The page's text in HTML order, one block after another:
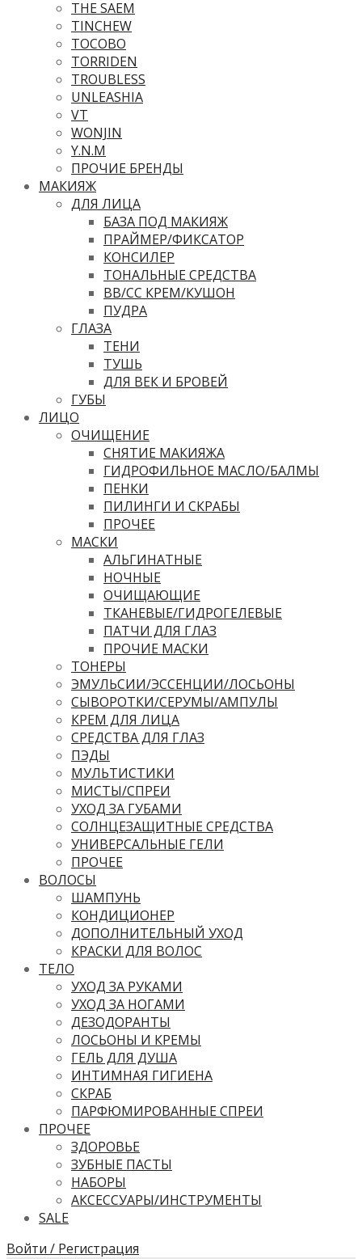
THE SAEM
TINCHEW
TOCOBO
TORRIDEN
TROUBLESS
UNLEASHIA
VT
WONJIN
Y.N.M
ПРОЧИЕ БРЕНДЫ
МАКИЯЖ
ДЛЯ ЛИЦА
БАЗА ПОД МАКИЯЖ
ПРАЙМЕР/ФИКСАТОР
КОНСИЛЕР
ТОНАЛЬНЫЕ СРЕДСТВА
ВВ/CC КРЕМ/КУШОН
ПУДРА
ГЛАЗА
ТЕНИ
ТУШЬ
ДЛЯ ВЕК И БРОВЕЙ
ГУБЫ
ЛИЦО
ОЧИЩЕНИЕ
СНЯТИЕ МАКИЯЖА
ГИДРОФИЛЬНОЕ МАСЛО/БАЛМЫ
ПЕНКИ
ПИЛИНГИ И СКРАБЫ
ПРОЧЕЕ
МАСКИ
АЛЬГИНАТНЫЕ
НОЧНЫЕ
ОЧИЩАЮЩИЕ
ТКАНЕВЫЕ/ГИДРОГЕЛЕВЫЕ
ПАТЧИ ДЛЯ ГЛАЗ
ПРОЧИЕ МАСКИ
ТОНЕРЫ
ЭМУЛЬСИИ/ЭССЕНЦИИ/ЛОСЬОНЫ
СЫВОРОТКИ/СЕРУМЫ/АМПУЛЫ
КРЕМ ДЛЯ ЛИЦА
СРЕДСТВА ДЛЯ ГЛАЗ
ПЭДЫ
МУЛЬТИСТИКИ
МИСТЫ/СПРЕИ
УХОД ЗА ГУБАМИ
СОЛНЦЕЗАЩИТНЫЕ СРЕДСТВА
УНИВЕРСАЛЬНЫЕ ГЕЛИ
ПРОЧЕЕ
ВОЛОСЫ
ШАМПУНЬ
КОНДИЦИОНЕР
ДОПОЛНИТЕЛЬНЫЙ УХОД
КРАСКИ ДЛЯ ВОЛОС
ТЕЛО
УХОД ЗА РУКАМИ
УХОД ЗА НОГАМИ
ДЕЗОДОРАНТЫ
ЛОСЬОНЫ И КРЕМЫ
ГЕЛЬ ДЛЯ ДУША
ИНТИМНАЯ ГИГИЕНА
СКРАБ
ПАРФЮМИРОВАННЫЕ СПРЕИ
ПРОЧЕЕ
ЗДОРОВЬЕ
ЗУБНЫЕ ПАСТЫ
НАБОРЫ
АКСЕССУАРЫ/ИНСТРУМЕНТЫ
SALE
Войти / Регистрация